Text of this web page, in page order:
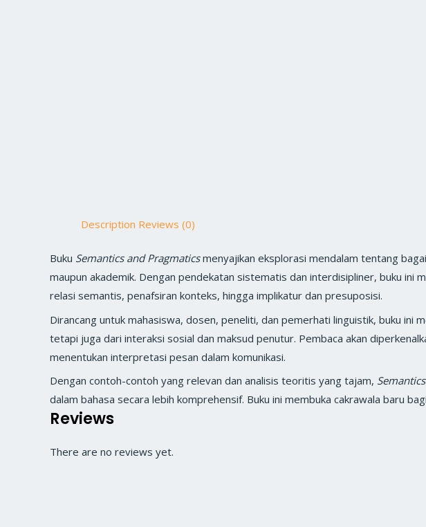
Description Reviews (0)
Buku Semantics and Pragmaticsmenyajikan eksplorasi mendalam tentang
maupun akademik. Dengan pendekatan sistematis dan interdisipliner, buku ini
relasi semantis, penafsiran konteks, hingga implikatur dan presuposisi.
Dirancang untuk mahasiswa, dosen, peneliti, dan pemerhati linguistik, buku
tetapi juga dari interaksi sosial dan maksud penutur. Pembaca akan
menentukan interpretasi pesan dalam komunikasi.
Dengan contoh-contoh yang relevan dan analisis teoritis yang tajam,
dalam bahasa secara lebih komprehensif. Buku ini membuka cakrawala baru
Reviews
There are no reviews yet.